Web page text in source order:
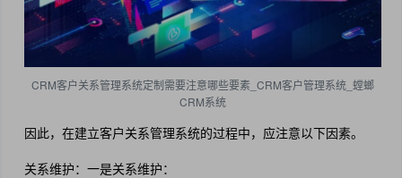
CRM客户关系管理系统定制需要注意哪些要素_CRM客户管理系统_螳螂
CRM系统
因此，在建立客户关系管理系统的过程中，应注意以下因素。
关系维护：一是关系维护：